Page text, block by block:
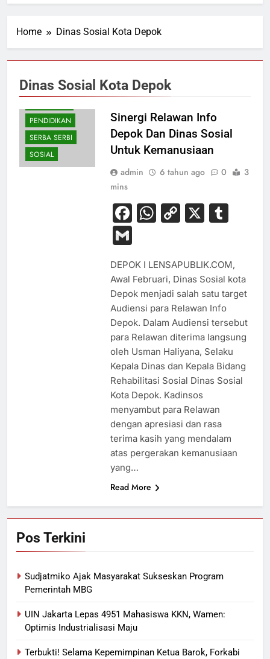
Home Dinas Sosial Kota Depok
Dinas Sosial Kota Depok
PENDIDIKAN
SERBA SERBI
SOSIAL
Sinergi Relawan Info
Depok Dan Dinas Sosial
Untuk Kemanusiaan
admin 6 tahun ago 0
3
mins
Facebook
WhatsApp
Copy
X
Gmail
DEPOK I LENSAPUBLIK.COM,
Awal Februari, Dinas Sosial kota
Depok menjadi salah satu target
Audiensi para Relawan Info
Depok. Dalam Audiensi tersebut
para Relawan diterima langsung
oleh Usman Haliyana, Selaku
Kepala Dinas dan Kepala Bidang
Rehabilitasi Sosial Dinas Sosial
Kota Depok. Kadinsos
menyambut para Relawan
dengan apresiasi dan rasa
terima kasih yang mendalam
atas pergerakan kemanusiaan
yang…
Read More
Pos Terkini
Sudjatmiko Ajak Masyarakat Sukseskan Program
Pemerintah MBG
UIN Jakarta Lepas 4951 Mahasiswa KKN, Wamen:
Optimis Industrialisasi Maju
Terbukti! Selama Kepemimpinan Ketua Barok, Forkabi